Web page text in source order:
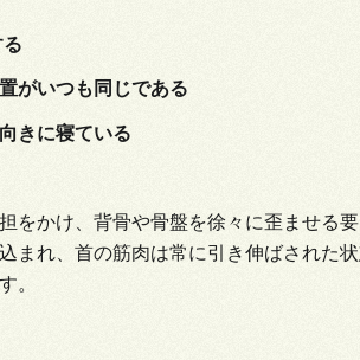
がいつも同じである
きに寝ている
をかけ、背骨や骨盤を徐々に歪ませる
まれ、首の筋肉は常に引き伸ばされた
。